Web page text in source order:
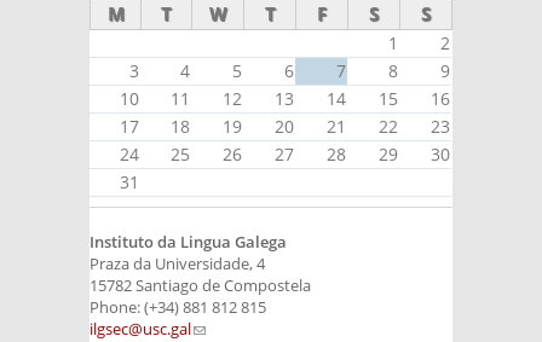
M T W T F S S
1
2
3
4 5 6 7 8
9
10
11 12 13 14 15
16
17
18 19 20 21 22
23
24
25 26 27 28 29
30
31
Instituto da Lingua Galega
Praza da Universidade, 4
15782 Santiago de Compostela
Phone: (+34) 881 812 815
ilgsec@usc.gal(link sends e-mail)